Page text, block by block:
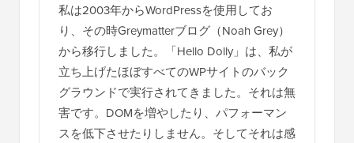
私は2003年からWordPressを使用してお
り、その時Greymatterブログ（Noah Grey）
から移行しました。「Hello Dolly」は、私が
立ち上げたほぼすべてのWPサイトのバック
グラウンドで実行されてきました。それは無
害です。DOMを増やしたり、パフォーマン
スを低下させたりしません。そしてそれは感